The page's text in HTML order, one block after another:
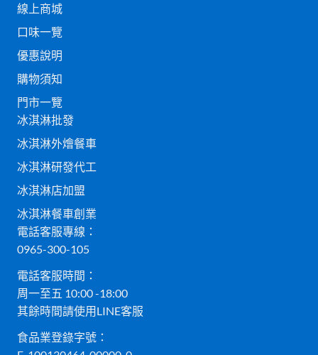
線上商城
口味一覽
優惠說明
購物須知
門市一覽
冰淇淋批發
冰淇淋外燴餐車
冰淇淋研發代工
冰淇淋店加盟
冰淇淋餐車創業
電話客服專線：
0965-300-105
電話客服時間：
周一至五 10:00 -18:00
其餘時間請使用LINE客服
食品業登錄字號：